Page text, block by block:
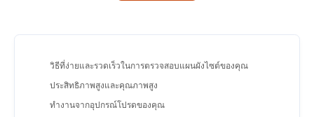
วิธีที่ง่ายและรวดเร็วในการตรวจสอบแผนผังไซต์ของคุณ
ประสิทธิภาพสูงและคุณภาพสูง
ทำงานจากอุปกรณ์โปรดของคุณ